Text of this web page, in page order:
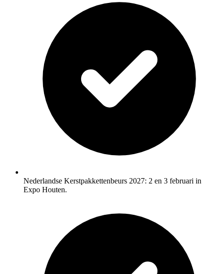
Nederlandse Kerstpakkettenbeurs 2027: 2 en 3 februari in
Expo Houten.